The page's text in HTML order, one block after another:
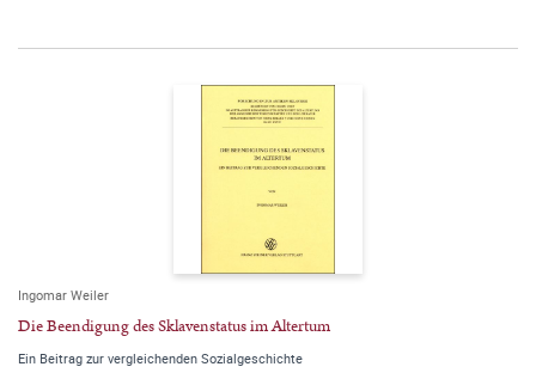
Ingomar Weiler
Die Beendigung des Sklavenstatus im Altertum
Ein Beitrag zur vergleichenden Sozialgeschichte